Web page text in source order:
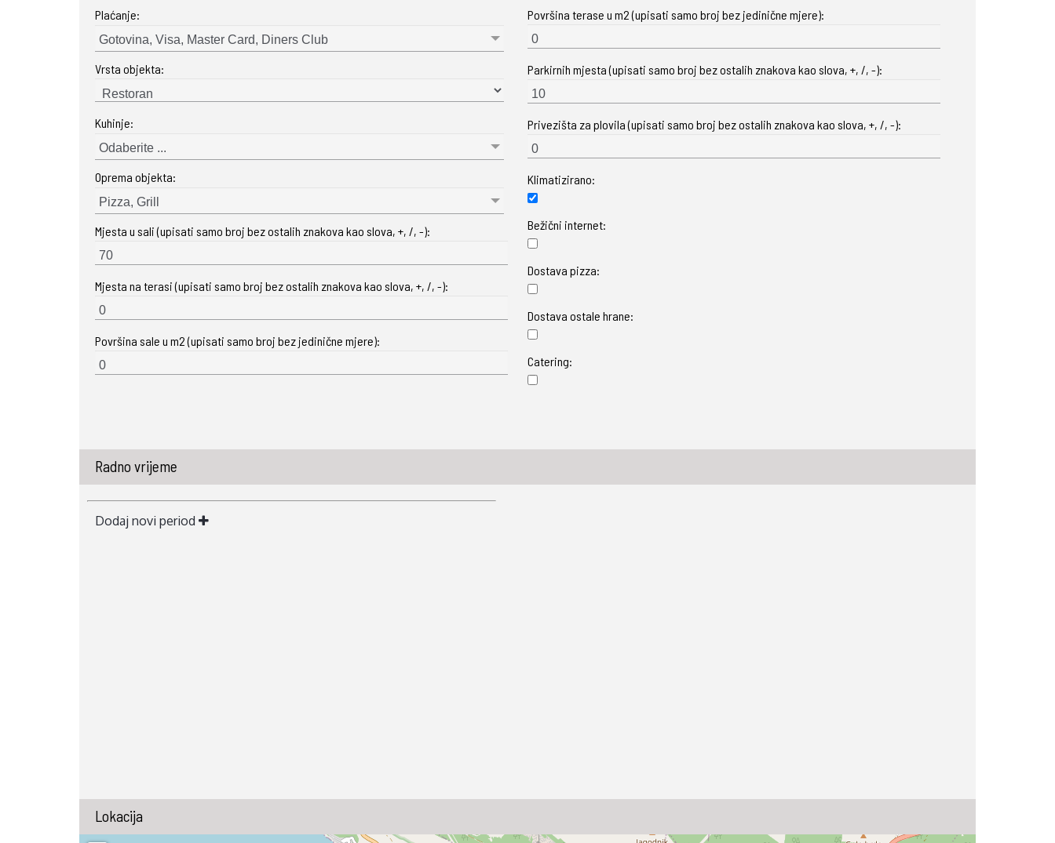
Plaćanje:
Gotovina, Visa, Master Card, Diners Club
Vrsta objekta:
Kuhinje:
Odaberite ...
Oprema objekta:
Pizza, Grill
Mjesta u sali (upisati samo broj bez ostalih znakova kao slova, +, /, -):
Mjesta na terasi (upisati samo broj bez ostalih znakova kao slova, +, /, -):
Površina sale u m2 (upisati samo broj bez jedinične mjere):
Površina terase u m2 (upisati samo broj bez jedinične mjere):
Parkirnih mjesta (upisati samo broj bez ostalih znakova kao slova, +, /, -):
Privezišta za plovila (upisati samo broj bez ostalih znakova kao slova, +, /, -):
Klimatizirano:
Bežični internet:
Dostava pizza:
Dostava ostale hrane:
Catering:
Radno vrijeme
Dodaj novi period
Lokacija